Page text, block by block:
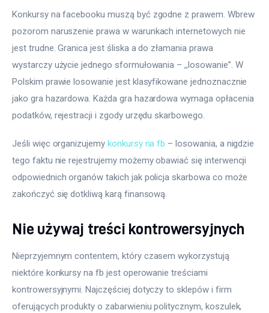
Konkursy na facebooku muszą być zgodne z prawem. Wbrew
pozorom naruszenie prawa w warunkach internetowych nie
jest trudne. Granica jest śliska a do złamania prawa
wystarczy użycie jednego sformułowania – ,,losowanie”. W
Polskim prawie losowanie jest klasyfikowane jednoznacznie
jako gra hazardowa. Każda gra hazardowa wymaga opłacenia
podatków, rejestracji i zgody urzędu skarbowego.
Jeśli więc organizujemy konkursy na fb – losowania, a nigdzie
tego faktu nie rejestrujemy możemy obawiać się interwencji
odpowiednich organów takich jak policja skarbowa co może
zakończyć się dotkliwą karą finansową.
Nie używaj treści kontrowersyjnych
Nieprzyjemnym contentem, który czasem wykorzystują
niektóre konkursy na fb jest operowanie treściami
kontrowersyjnymi. Najczęściej dotyczy to sklepów i firm
oferujących produkty o zabarwieniu politycznym, koszulek,